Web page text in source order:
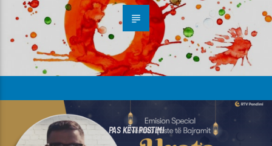
PAS KËTI POSTIMI